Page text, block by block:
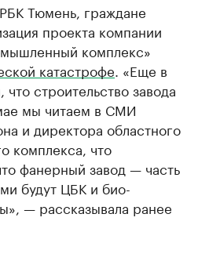
Тюмень, граждане
проекта компании
комплекс»
катастрофе . «Еще в
строительство завода
мы читаем в СМИ
и директора областного
комплекса, что
фанерный завод — часть
будут ЦБК и био-
— рассказывала ранее